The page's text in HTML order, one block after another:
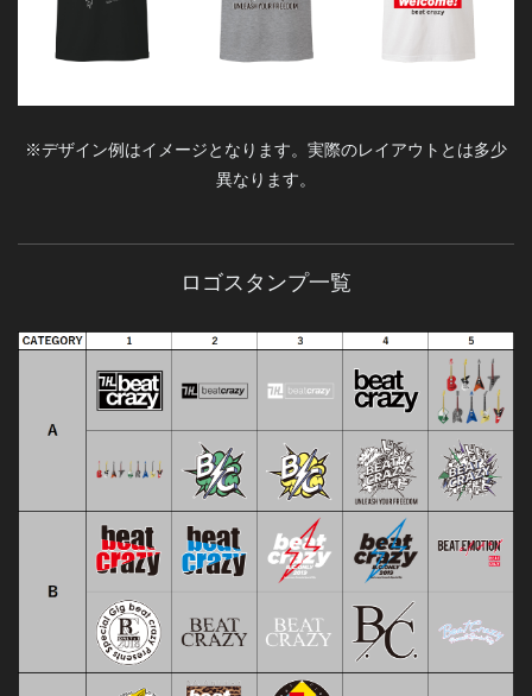
※デザイン例はイメージとなります。実際のレイアウトとは多少
異なります。
ロゴスタンプ一覧